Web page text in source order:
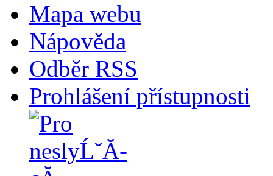
Mapa webu
Nápověda
Odběr RSS
Prohlášení přístupnosti